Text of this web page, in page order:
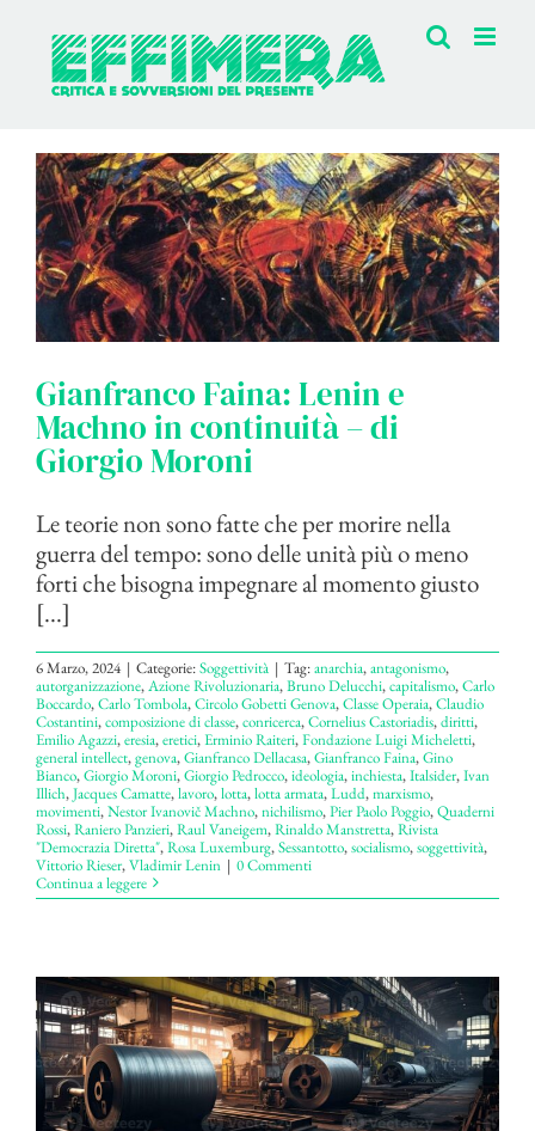
contenuto
Gianfranco Faina: Lenin e
Machno in continuità – di
Giorgio Moroni
Le teorie non sono fatte che per morire nella
guerra del tempo: sono delle unità più o meno
forti che bisogna impegnare al momento giusto
[...]
6 Marzo, 2024 | Categorie:Soggettività | Tag:anarchia,antagonismo,
autorganizzazione,Azione Rivoluzionaria,Bruno Delucchi,capitalismo,Carlo
Boccardo,Carlo Tombola,Circolo Go­betti Genova,Classe Operaia,Claudio
Costantini,composizione di classe,conricerca,Cornelius Castoriadis,diritti,
Emilio Agazzi,eresia,eretici,Ermi­nio Raiteri,Fondazione Luigi Micheletti,
general intellect,genova,Gianfranco Dellacasa,Gianfranco Faina,Gino
Bianco,Giorgio Moroni,Giorgio Pedrocco,ideologia,inchiesta,Italsider,Ivan
Illich,Jacques Camatte,lavoro,lotta,lotta armata,Ludd,marxismo,
movimenti,Nestor Ivanovič Machno,nichilismo,Pier Paolo Poggio,Quaderni
Rossi,Raniero Panzieri,Raul Vaneigem,Rinaldo Manstretta,Rivista
"Democrazia Diretta",Rosa Luxemburg,Sessantotto,socialismo,soggettività,
Vittorio Rieser,Vladimir Lenin | 0 Commenti
Continua a leggere